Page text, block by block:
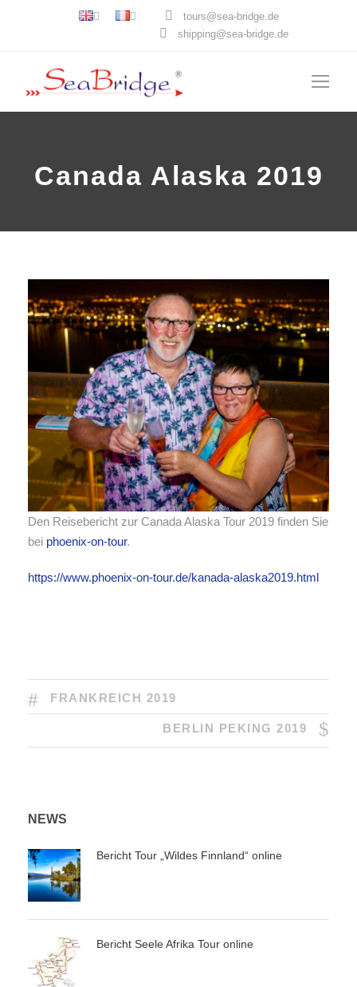
tours@sea-bridge.de
shipping@sea-bridge.de
Canada Alaska 2019
Den Reisebericht zur Canada Alaska Tour 2019 finden Sie
bei phoenix-on-tour.
https://www.phoenix-on-tour.de/kanada-alaska2019.html
FRANKREICH 2019
BERLIN PEKING 2019
NEWS
Bericht Tour „Wildes Finnland“ online
Bericht Seele Afrika Tour online